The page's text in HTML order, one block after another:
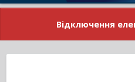
Відключення